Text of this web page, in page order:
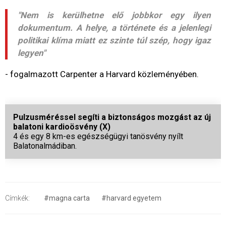
"Nem is kerülhetne elő jobbkor egy ilyen
dokumentum. A helye, a története és a jelenlegi
politikai klíma miatt ez szinte túl szép, hogy igaz
legyen"
- fogalmazott Carpenter a Harvard közleményében.
Pulzusméréssel segíti a biztonságos mozgást az új
balatoni kardioösvény (X)
4 és egy 8 km-es egészségügyi tanösvény nyílt
Balatonalmádiban.
Címkék: #magna carta #harvard egyetem